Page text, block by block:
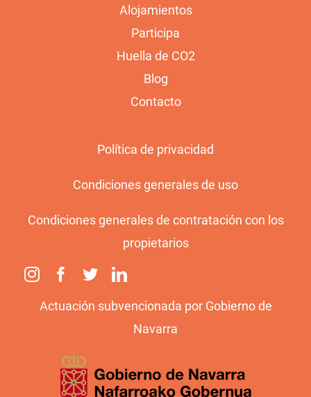
Alojamientos
Participa
Huella de CO2
Blog
Contacto
Política de privacidad
Condiciones generales de uso
Condiciones generales de contratación con los
propietarios
Actuación subvencionada por Gobierno de
Navarra